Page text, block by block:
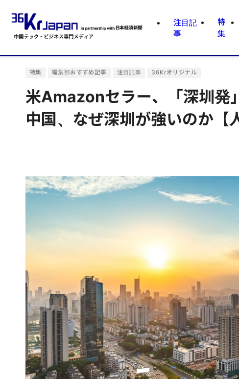
注目記
事
特
集
特集 編集部おすすめ記事 注目記事 36Krオリジナル
米Amazonセラー、「深圳発
中国、なぜ深圳が強いのか【